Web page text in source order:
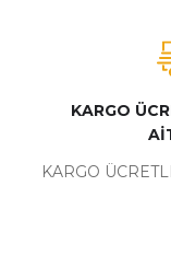
KARGO
KARGO